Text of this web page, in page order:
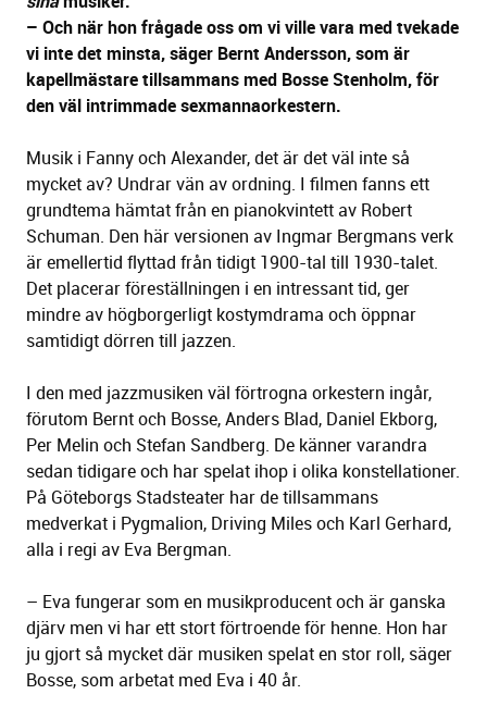
– Och när hon frågade oss om vi ville vara med tvekade
vi inte det minsta, säger Bernt Andersson, som är
kapellmästare tillsammans med Bosse Stenholm, för
den väl intrimmade sexmannaorkestern.
Musik i Fanny och Alexander, det är det väl inte så
mycket av? Undrar vän av ordning. I filmen fanns ett
grundtema hämtat från en pianokvintett av Robert
Schuman. Den här versionen av Ingmar Bergmans verk
är emellertid flyttad från tidigt 1900-tal till 1930-talet.
Det placerar föreställningen i en intressant tid, ger
mindre av högborgerligt kostymdrama och öppnar
samtidigt dörren till jazzen.
I den med jazzmusiken väl förtrogna orkestern ingår,
förutom Bernt och Bosse, Anders Blad, Daniel Ekborg,
Per Melin och Stefan Sandberg. De känner varandra
sedan tidigare och har spelat ihop i olika konstellationer.
På Göteborgs Stadsteater har de tillsammans
medverkat i Pygmalion, Driving Miles och Karl Gerhard,
alla i regi av Eva Bergman.
– Eva fungerar som en musikproducent och är ganska
djärv men vi har ett stort förtroende för henne. Hon har
ju gjort så mycket där musiken spelat en stor roll, säger
Bosse, som arbetat med Eva i 40 år.